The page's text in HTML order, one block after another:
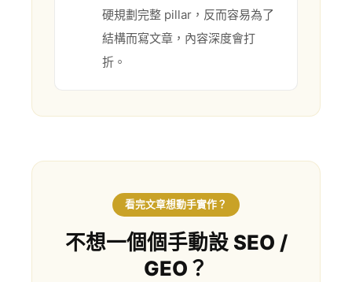
硬規劃完整 pillar，反而容易為了
結構而寫文章，內容深度會打
折。
看完文章想動手實作？
不想一個個手動設 SEO /
GEO？